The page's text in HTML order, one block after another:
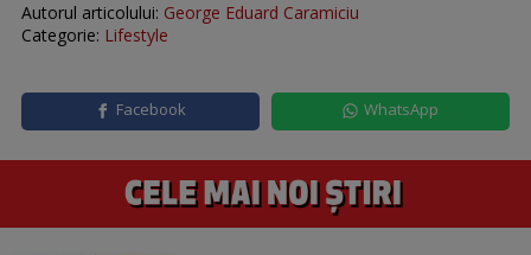
Autorul articolului: George Eduard Caramiciu
Categorie: Lifestyle
Facebook WhatsApp